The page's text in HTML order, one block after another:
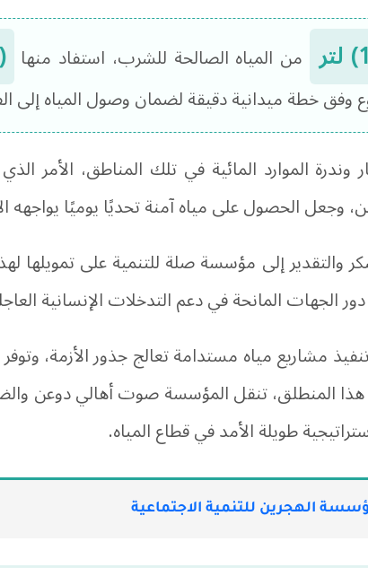
من المياه الصالحة للشرب، استفاد منها
وفق خطة ميدانية دقيقة لضمان وصول المياه إلى
الموارد المائية في تلك المناطق، الأمر
وجعل الحصول على مياه آمنة تحديًا يوميًا يواجهه
والتقدير إلى مؤسسة صلة للتنمية على تمويلها
الجهات المانحة في دعم التدخلات الإنسانية
مشاريع مياه مستدامة تعالج جذور الأزمة،
المنطلق، تنقل المؤسسة صوت أهالي دوعن
طويلة الأمد في قطاع المياه.
الهجرين للتنمية الاجتماعية